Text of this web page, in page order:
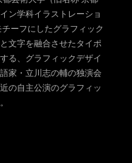
ン学科イラストレーショ
ーフにしたグラフィック
文字を融合させたタイポ
る、グラフィックデザイ
家・立川志の輔の独演会
の自主公演のグラフィッ